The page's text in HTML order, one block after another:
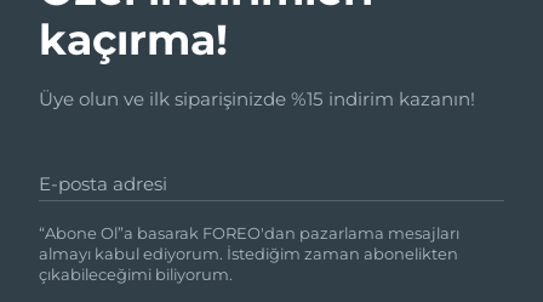
kaçırma!
Üye olun ve ilk siparişinizde %15 indirim kazanın!
E-posta adresi
“Abone Ol”a basarak FOREO'dan pazarlama mesajları
almayı kabul ediyorum. İstediğim zaman abonelikten
çıkabileceğimi biliyorum.